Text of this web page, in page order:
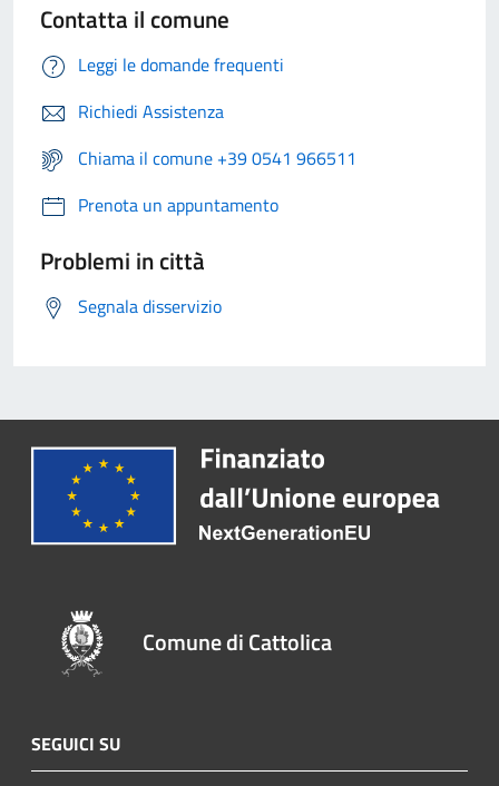
Contatta il comune
Leggi le domande frequenti
Richiedi Assistenza
Chiama il comune +39 0541 966511
Prenota un appuntamento
Problemi in città
Segnala disservizio
Comune di Cattolica
SEGUICI SU